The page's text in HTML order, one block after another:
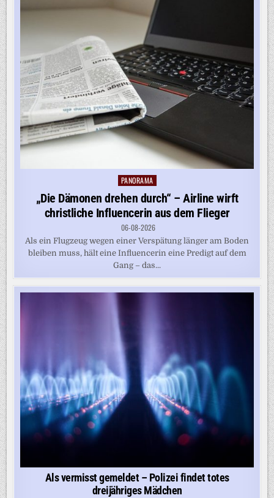
Posted
in
PANORAMA
„Die Dämonen drehen durch“ – Airline wirft
christliche Influencerin aus dem Flieger
06-08-2026
Als ein Flugzeug wegen einer Verspätung länger am Boden
bleiben muss, hält eine Influencerin eine Predigt auf dem
Gang – das...
Als vermisst gemeldet – Polizei findet totes
dreijähriges Mädchen